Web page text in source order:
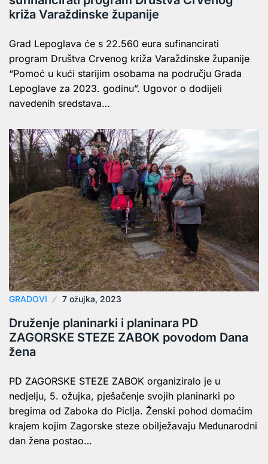
križa Varaždinske županije
Grad Lepoglava će s 22.560 eura sufinancirati
program Društva Crvenog križa Varaždinske županije
“Pomoć u kući starijim osobama na području Grada
Lepoglave za 2023. godinu”. Ugovor o dodijeli
navedenih sredstava…
GRADOVI 7 ožujka, 2023
Druženje planinarki i planinara PD
ZAGORSKE STEZE ZABOK povodom Dana
žena
PD ZAGORSKE STEZE ZABOK organiziralo je u
nedjelju, 5. ožujka, pješačenje svojih planinarki po
bregima od Zaboka do Piclja. Ženski pohod domaćim
krajem kojim Zagorske steze obilježavaju Međunarodni
dan žena postao…